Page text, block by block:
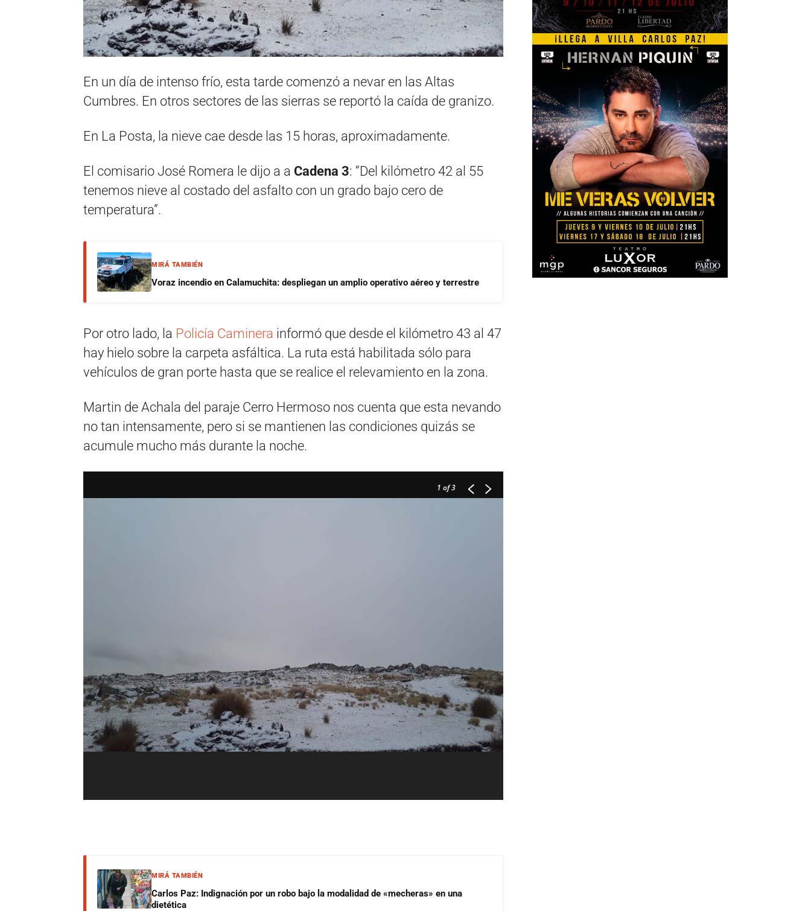
En un día de intenso frío, esta tarde comenzó a nevar en las Altas
Cumbres. En otros sectores de las sierras se reportó la caída de granizo.
En La Posta, la nieve cae desde las 15 horas, aproximadamente.
El comisario José Romera le dijo a a Cadena 3: “Del kilómetro 42 al 55
tenemos nieve al costado del asfalto con un grado bajo cero de
temperatura”.
MIRÁ TAMBIÉN
Voraz incendio en Calamuchita: despliegan un amplio operativo aéreo y terrestre
Por otro lado, la Policía Caminera informó que desde el kilómetro 43 al 47
hay hielo sobre la carpeta asfáltica. La ruta está habilitada sólo para
vehículos de gran porte hasta que se realice el relevamiento en la zona.
Martin de Achala del paraje Cerro Hermoso nos cuenta que esta nevando
no tan intensamente, pero si se mantienen las condiciones quizás se
acumule mucho más durante la noche.
1 of 3
MIRÁ TAMBIÉN
Carlos Paz: Indignación por un robo bajo la modalidad de «mecheras» en una
dietética